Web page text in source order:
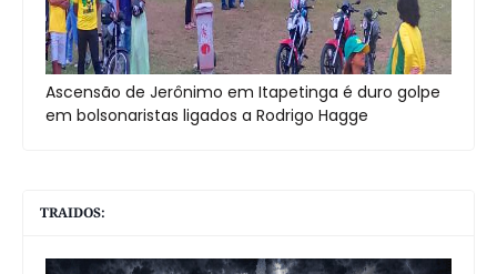
Ascensão de Jerônimo em Itapetinga é duro golpe
em bolsonaristas ligados a Rodrigo Hagge
TRAIDOS: